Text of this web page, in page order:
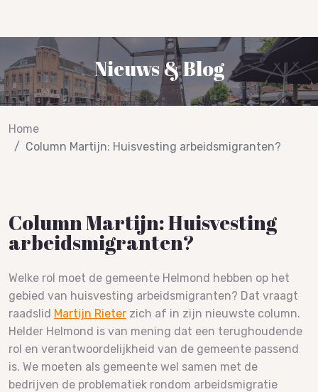
Nieuws & Blog
Home
Column Martijn: Huisvesting arbeidsmigranten?
Column Martijn: Huisvesting
arbeidsmigranten?
Welke rol moet de gemeente Helmond hebben op het
gebied van huisvesting arbeidsmigranten? Dat vraagt
raadslid Martijn Rieter zich af in zijn nieuwste column.
Helder Helmond is van mening dat een terughoudende
rol en verantwoordelijkheid van de gemeente passend
is. We moeten als gemeente wel samen met de
bedrijven de problematiek rondom arbeidsmigratie